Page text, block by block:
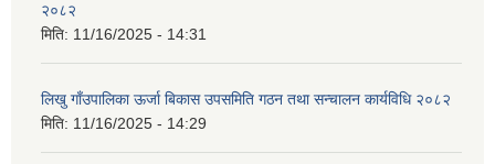
२०८२
मिति: 11/16/2025 - 14:31
लिखु गाँउपालिका ऊर्जा बिकास उपसमिति गठन तथा सन्चालन कार्यविधि २०८२
मिति: 11/16/2025 - 14:29